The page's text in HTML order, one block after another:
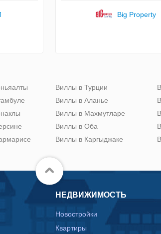
Big Property
Виллы в Турции
Виллы в Аланье
Виллы в Махмутларе
Виллы в Оба
Виллы в Каргыджаке
НЕДВИЖИМОСТЬ
Новостройки
Квартиры